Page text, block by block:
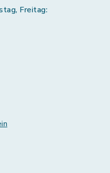
Freitag: